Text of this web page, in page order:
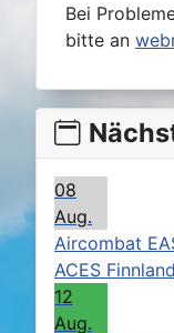
08
Aug.
Aircombat
ACES Finnland
12
Aug.
Bei
bitte an